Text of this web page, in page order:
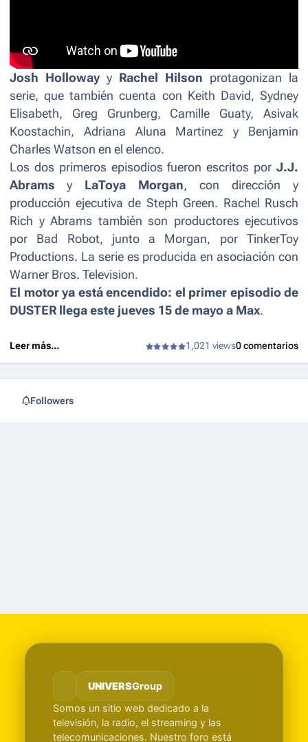
Josh Holloway y Rachel Hilson protagonizan la
serie, que también cuenta con Keith David, Sydney
Elisabeth, Greg Grunberg, Camille Guaty, Asivak
Koostachin, Adriana Aluna Martinez y Benjamin
Charles Watson en el elenco.
Los dos primeros episodios fueron escritos por J.J.
Abrams y LaToya Morgan, con dirección y
producción ejecutiva de Steph Green. Rachel Rusch
Rich y Abrams también son productores ejecutivos
por Bad Robot, junto a Morgan, por TinkerToy
Productions. La serie es producida en asociación con
Warner Bros. Television.
El motor ya está encendido: el primer episodio de
DUSTER llega este jueves 15 de mayo a Max.
Leer más... 1,021 views0 comentarios
Followers
UNIVERSGroup
Somos un sitio web dedicado a la
televisión, la radio, el streaming y las
telecomunicaciones. Nuestro foro está